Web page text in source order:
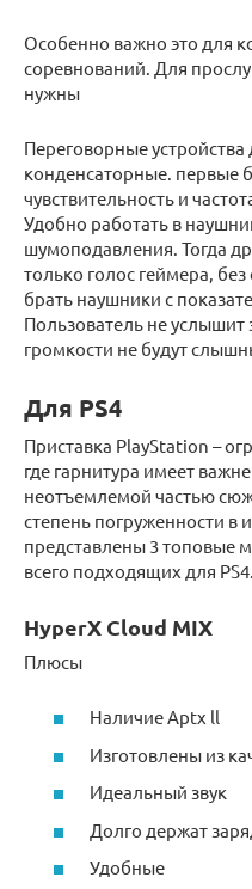
Особенно важно это для
соревнований. Для
нужны
Переговорные
конденсаторные. первые
чувствительность и
Удобно работать в
шумоподавления. Тогда
только голос геймера,
брать наушники с
Пользователь не услышит
громкости не будут
Для PS4
Приставка PlayStation –
где гарнитура имеет
неотъемлемой частью
степень погруженности
представлены 3 топовые
всего подходящих для PS4.
HyperX Cloud MIX
Плюсы
Наличие Aptx ll
Изготовлены из
Идеальный звук
Долго держат
Удобные